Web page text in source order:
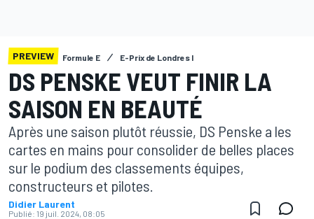
PREVIEW Formule E E-Prix de Londres I
DS PENSKE VEUT FINIR LA
SAISON EN BEAUTÉ
Après une saison plutôt réussie, DS Penske a les
cartes en mains pour consolider de belles places
sur le podium des classements équipes,
constructeurs et pilotes.
Didier Laurent
Publié: 19 juil. 2024, 08:05